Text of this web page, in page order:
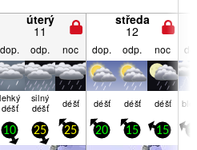
úterý
11
středa
12
dop. odp. noc dop. odp. noc
lehký
déšť
silný
déšť déšť déšť déšť déšť
10 25 25 20 15 15